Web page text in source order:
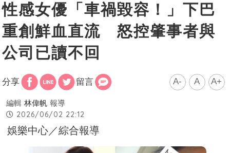
性感女優「車禍毀容！」下巴
重創鮮血直流 怒控肇事者與
公司已讀不回
分享 留言 A- A A+
編輯 林偉帆 報導
2026/06/02 22:12
娛樂中心／綜合報導